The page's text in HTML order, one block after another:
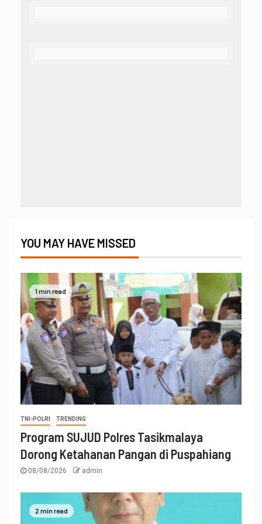
YOU MAY HAVE MISSED
1 min read
TNI-POLRI TRENDING
Program SUJUD Polres Tasikmalaya
Dorong Ketahanan Pangan di Puspahiang
08/08/2026 admin
2 min read